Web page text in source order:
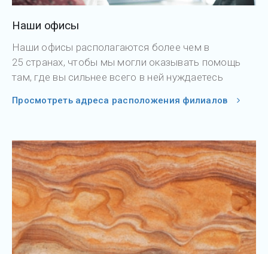
Наши офисы
Наши офисы располагаются более чем в
25 странах, чтобы мы могли оказывать помощь
там, где вы сильнее всего в ней нуждаетесь
Просмотреть адреса расположения филиалов